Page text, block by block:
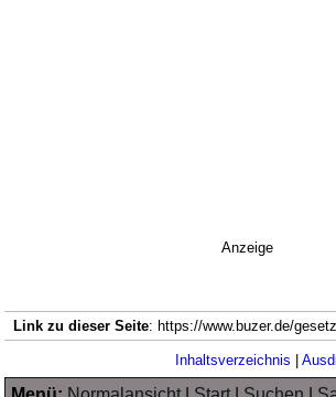
Anzeige
Link zu dieser Seite: https://www.buzer.de/
Inhaltsverzeichnis |